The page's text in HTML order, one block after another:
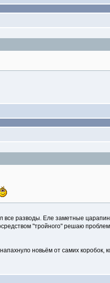
разводы. Еле заметные
"тройного" решаю
новьём от самих коробок,